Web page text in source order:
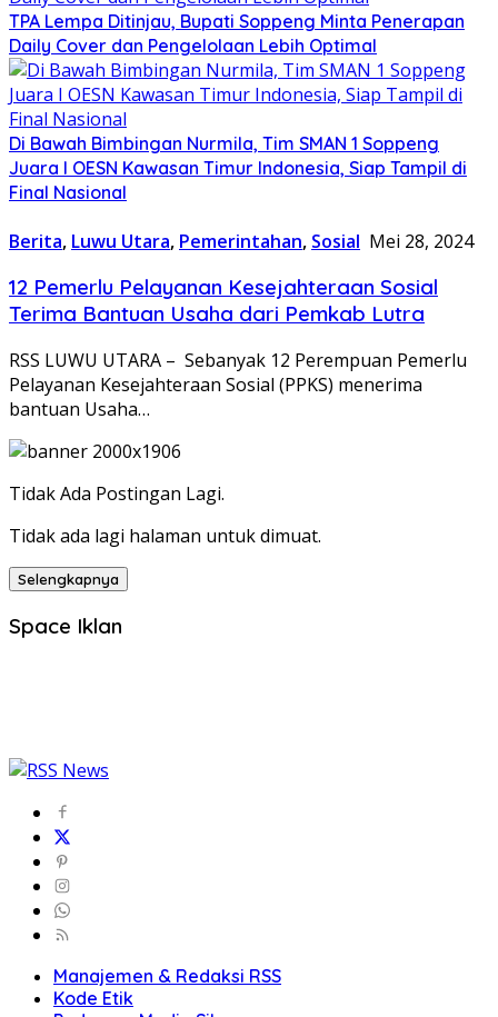
TPA Lempa Ditinjau, Bupati Soppeng Minta Penerapan
Daily Cover dan Pengelolaan Lebih Optimal
Di Bawah Bimbingan Nurmila, Tim SMAN 1 Soppeng
Juara I OESN Kawasan Timur Indonesia, Siap Tampil di
Final Nasional
Berita, Luwu Utara, Pemerintahan, Sosial Mei 28, 2024
12 Pemerlu Pelayanan Kesejahteraan Sosial
Terima Bantuan Usaha dari Pemkab Lutra
RSS LUWU UTARA – Sebanyak 12 Perempuan Pemerlu
Pelayanan Kesejahteraan Sosial (PPKS) menerima
bantuan Usaha…
Tidak Ada Postingan Lagi.
Tidak ada lagi halaman untuk dimuat.
Selengkapnya
Space Iklan
Manajemen & Redaksi RSS
Kode Etik